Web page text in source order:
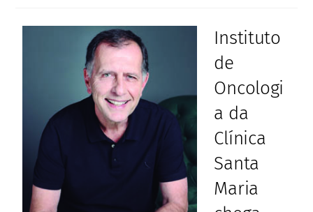
Instituto
de
Oncologi
a da
Clínica
Santa
Maria